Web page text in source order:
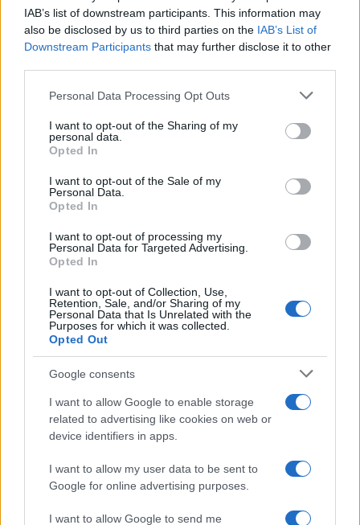
IAB’s list of downstream participants. This information may
also be disclosed by us to third parties on the IAB’s List of
Downstream Participants that may further disclose it to other
Please note that this website/app uses one or more Google
not limited to your visit or usage behaviour. You may click to
grant or deny consent to Google and its third-party tags to
use your data for below specified purposes in below Google
consent section.
Personal Data Processing Opt Outs
I want to opt-out of the Sharing of my
personal data.
Opted In
I want to opt-out of the Sale of my
Personal Data.
Opted In
I want to opt-out of processing my
Personal Data for Targeted Advertising.
Opted In
I want to opt-out of Collection, Use,
Retention, Sale, and/or Sharing of my
Personal Data that Is Unrelated with the
Purposes for which it was collected.
Opted Out
Google consents
I want to allow Google to enable storage
related to advertising like cookies on web or
device identifiers in apps.
I want to allow my user data to be sent to
Google for online advertising purposes.
I want to allow Google to send me
17:19
«Βράζει» η Συρία: «Πνίγηκε στο αίμα»
διαδήλωση Αλαουιτών από τις κυβερνητικές
δυνάμεις
Γεωργία: Έρευνα μετά τις αποκαλύψεις του